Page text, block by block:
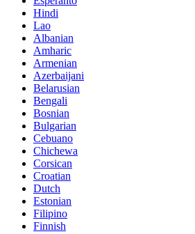
Hindi
Lao
Albanian
Amharic
Armenian
Azerbaijani
Belarusian
Bengali
Bosnian
Bulgarian
Cebuano
Chichewa
Corsican
Croatian
Dutch
Estonian
Filipino
Finnish